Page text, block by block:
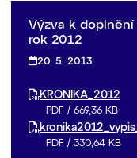
Výzva k
rok 2012
20. 5. 2013
KRONIKA_2012
PDF / 669,36 KB
PDF / 330,64 KB